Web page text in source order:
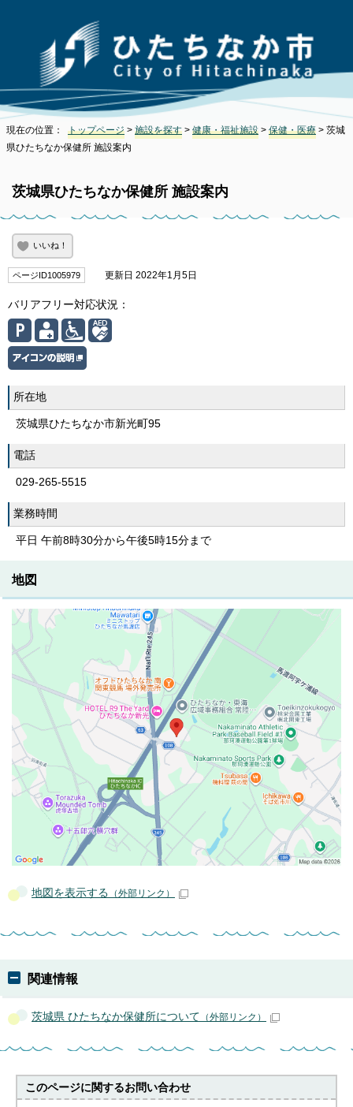
現在の位置： トップページ > 施設を探す > 健康・福祉施設 > 保健・医療 > 茨城
県ひたちなか保健所 施設案内
茨城県ひたちなか保健所 施設案内
いいね！
ページID1005979 更新日 2022年1月5日
バリアフリー対応状況：
所在地
茨城県ひたちなか市新光町95
電話
029-265-5515
業務時間
平日 午前8時30分から午後5時15分まで
地図
地図を表示する （外部リンク）
関連情報
茨城県 ひたちなか保健所について （外部リンク）
このページに関するお問い合わせ